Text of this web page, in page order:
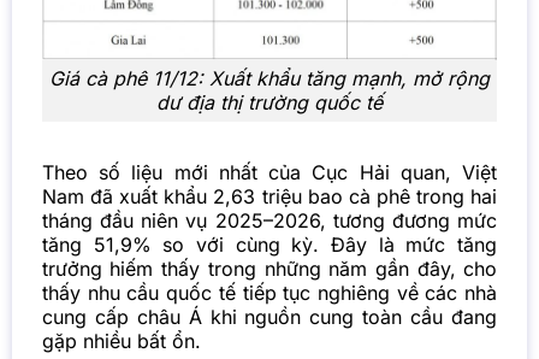
Giá cà phê 11/12: Xuất khẩu tăng mạnh, mở rộng
dư địa thị trường quốc tế
Theo số liệu mới nhất của Cục Hải quan, Việt
Nam đã xuất khẩu 2,63 triệu bao cà phê trong hai
tháng đầu niên vụ 2025–2026, tương đương mức
tăng 51,9% so với cùng kỳ. Đây là mức tăng
trưởng hiếm thấy trong những năm gần đây, cho
thấy nhu cầu quốc tế tiếp tục nghiêng về các nhà
cung cấp châu Á khi nguồn cung toàn cầu đang
gặp nhiều bất ổn.